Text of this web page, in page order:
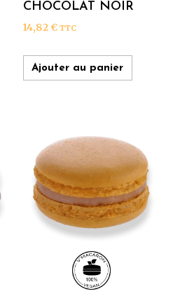
CHOCOLAT NOIR
14,82 € TTC
Ajouter au panier